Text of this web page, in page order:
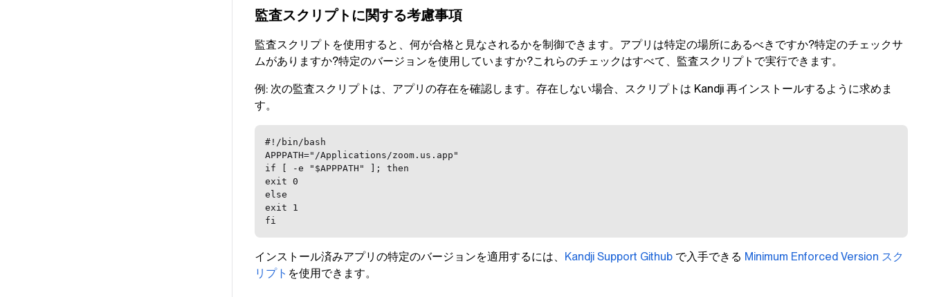
監査スクリプトに関する考慮事項
監査スクリプトを使用すると、何が合格と見なされるかを制御できます。アプリは特定の場所にあるべきですか?特定のチェックサ
ムがありますか?特定のバージョンを使用していますか?これらのチェックはすべて、監査スクリプトで実行できます。
例: 次の監査スクリプトは、アプリの存在を確認します。存在しない場合、スクリプトは Kandji 再インストールするように求めま
す。
#!/bin/bash
APPPATH="/Applications/zoom.us.app"
if [ -e "$APPPATH" ]; then
exit 0
else
exit 1
fi
インストール済みアプリの特定のバージョンを適用するには、 Kandji Support Github で入手できる Minimum Enforced Version スク
リプト を使用できます。